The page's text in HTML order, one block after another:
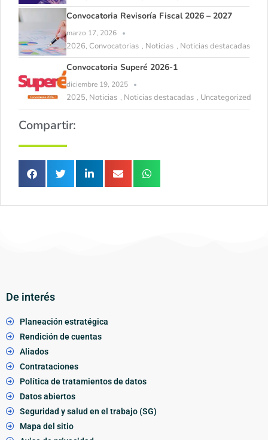
Convocatoria Revisoría Fiscal 2026 – 2027
marzo 17, 2026
2026, Convocatorias , Noticias , Noticias destacadas
Convocatoria Superé 2026-1
diciembre 19, 2025
2025, Noticias , Noticias destacadas , Uncategorized
Compartir:
De interés
Planeación estratégica
Rendición de cuentas
Aliados
Contrataciones
Política de tratamientos de datos
Datos abiertos
Seguridad y salud en el trabajo (SG)
Mapa del sitio